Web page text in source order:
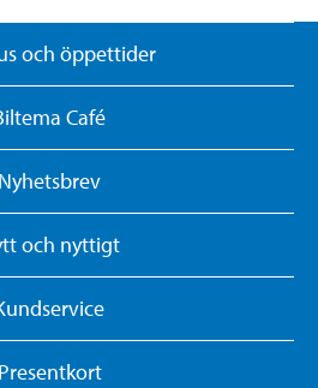
och öppettider
Café
Nyhetsbrev
och nyttigt
Presentkort